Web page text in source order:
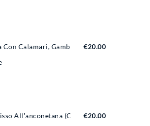
Calamari, Gamberi E€20.00
All’anconetana (come€20.00